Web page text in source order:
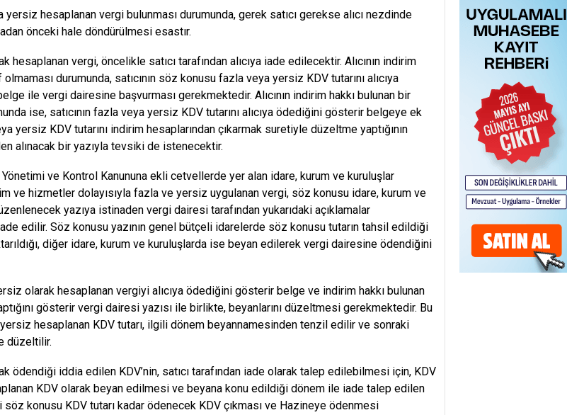
yersiz hesaplanan vergi bulunması durumunda, gerek satıcı gerekse alıcı nezdinde
önceki hale döndürülmesi esastır.
hesaplanan vergi, öncelikle satıcı tarafından alıcıya iade edilecektir. Alıcının indirim
durumunda, satıcının söz konusu fazla veya yersiz KDV tutarını alıcıya
ile vergi dairesine başvurması gerekmektedir. Alıcının indirim hakkı bulunan bir
ise, satıcının fazla veya yersiz KDV tutarını alıcıya ödediğini gösterir belgeye ek
yersiz KDV tutarını indirim hesaplarından çıkarmak suretiyle düzeltme yaptığının
alınacak bir yazıyla tevsiki de istenecektir.
Yönetimi ve Kontrol Kanununa ekli cetvellerde yer alan idare, kurum ve kuruluşlar
ve hizmetler dolayısıyla fazla ve yersiz uygulanan vergi, söz konusu idare, kurum ve
yazıya istinaden vergi dairesi tarafından yukarıdaki açıklamalar
edilir. Söz konusu yazının genel bütçeli idarelerde söz konusu tutarın tahsil edildiği
diğer idare, kurum ve kuruluşlarda ise beyan edilerek vergi dairesine ödendiğini
olarak hesaplanan vergiyi alıcıya ödediğini gösterir belge ve indirim hakkı bulunan
gösterir vergi dairesi yazısı ile birlikte, beyanlarını düzeltmesi gerekmektedir. Bu
hesaplanan KDV tutarı, ilgili dönem beyannamesinden tenzil edilir ve sonraki
düzeltilir.
ödendiği iddia edilen KDV’nin, satıcı tarafından iade olarak talep edilebilmesi için, KDV
KDV olarak beyan edilmesi ve beyana konu edildiği dönem ile iade talep edilen
söz konusu KDV tutarı kadar ödenecek KDV çıkması ve Hazineye ödenmesi